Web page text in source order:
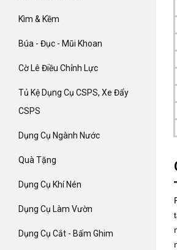
Kìm & Kềm
Búa - Đục - Mũi Khoan
Cờ Lê Điều Chỉnh Lực
Tủ Kệ Dụng Cụ CSPS, Xe Đẩy
CSPS
Dụng Cụ Ngành Nước
Quà Tặng
Dụng Cụ Khí Nén
Dụng Cụ Làm Vườn
Dụng Cụ Cắt - Bấm Ghim